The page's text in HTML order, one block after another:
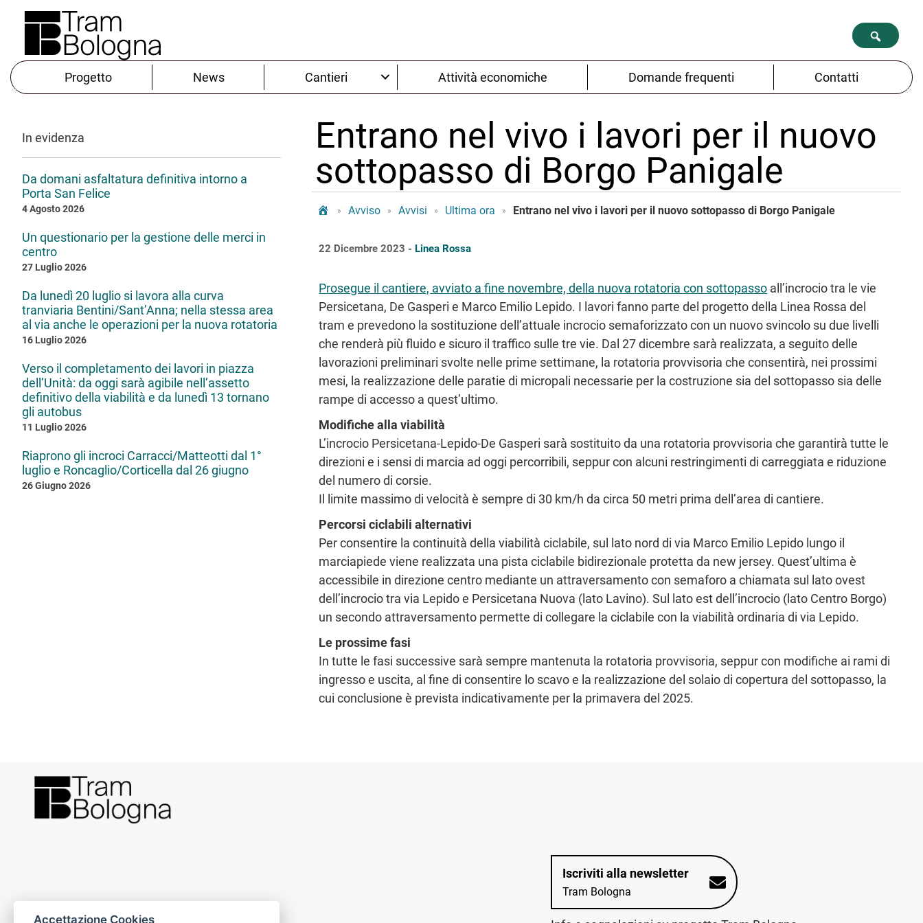
Progetto News Cantieri Attività economiche Domande frequenti Contatti
In evidenza
Da domani asfaltatura definitiva intorno a
Porta San Felice
4 Agosto 2026
Un questionario per la gestione delle merci in
centro
27 Luglio 2026
Da lunedì 20 luglio si lavora alla curva
tranviaria Bentini/Sant’Anna; nella stessa area
al via anche le operazioni per la nuova rotatoria
16 Luglio 2026
Verso il completamento dei lavori in piazza
dell’Unità: da oggi sarà agibile nell’assetto
definitivo della viabilità e da lunedì 13 tornano
gli autobus
11 Luglio 2026
Riaprono gli incroci Carracci/Matteotti dal 1°
luglio e Roncaglio/Corticella dal 26 giugno
26 Giugno 2026
Entrano nel vivo i lavori per il nuovo
sottopasso di Borgo Panigale
Tram Bologna
» Avviso » Avvisi » Ultima ora » Entrano nel vivo i lavori per il nuovo sottopasso di Borgo Panigale
22 Dicembre 2023 - Linea Rossa
Prosegue il cantiere, avviato a fine novembre, della nuova rotatoria con sottopasso all’incrocio tra le vie
Persicetana, De Gasperi e Marco Emilio Lepido. I lavori fanno parte del progetto della Linea Rossa del
tram e prevedono la sostituzione dell’attuale incrocio semaforizzato con un nuovo svincolo su due livelli
che renderà più fluido e sicuro il traffico sulle tre vie. Dal 27 dicembre sarà realizzata, a seguito delle
lavorazioni preliminari svolte nelle prime settimane, la rotatoria provvisoria che consentirà, nei prossimi
mesi, la realizzazione delle paratie di micropali necessarie per la costruzione sia del sottopasso sia delle
rampe di accesso a quest’ultimo.
Modifiche alla viabilità
L’incrocio Persicetana-Lepido-De Gasperi sarà sostituito da una rotatoria provvisoria che garantirà tutte le
direzioni e i sensi di marcia ad oggi percorribili, seppur con alcuni restringimenti di carreggiata e riduzione
del numero di corsie.
Il limite massimo di velocità è sempre di 30 km/h da circa 50 metri prima dell’area di cantiere.
Percorsi ciclabili alternativi
Per consentire la continuità della viabilità ciclabile, sul lato nord di via Marco Emilio Lepido lungo il
marciapiede viene realizzata una pista ciclabile bidirezionale protetta da new jersey. Quest’ultima è
accessibile in direzione centro mediante un attraversamento con semaforo a chiamata sul lato ovest
dell’incrocio tra via Lepido e Persicetana Nuova (lato Lavino). Sul lato est dell’incrocio (lato Centro Borgo)
un secondo attraversamento permette di collegare la ciclabile con la viabilità ordinaria di via Lepido.
Le prossime fasi
In tutte le fasi successive sarà sempre mantenuta la rotatoria provvisoria, seppur con modifiche ai rami di
ingresso e uscita, al fine di consentire lo scavo e la realizzazione del solaio di copertura del sottopasso, la
cui conclusione è prevista indicativamente per la primavera del 2025.
Iscriviti alla newsletter
Tram Bologna
Accettazione Cookies